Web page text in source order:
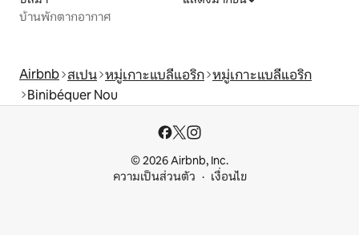
บ้านพักตากอากาศ
Airbnb สเปน หมู่เกาะแบลีแอริก หมู่เกาะแบลีแอริก
Binibéquer Nou
© 2026 Airbnb, Inc.
ความเป็นส่วนตัว
เงื่อนไข